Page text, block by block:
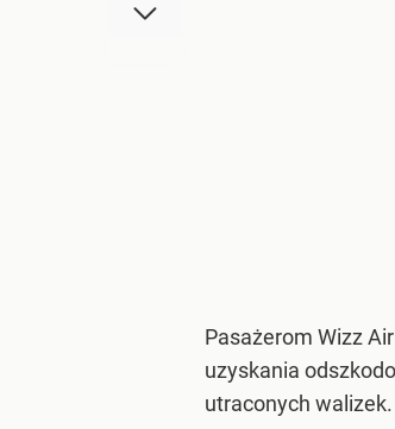
Pasażerom Wizz
uzyskania
utraconych